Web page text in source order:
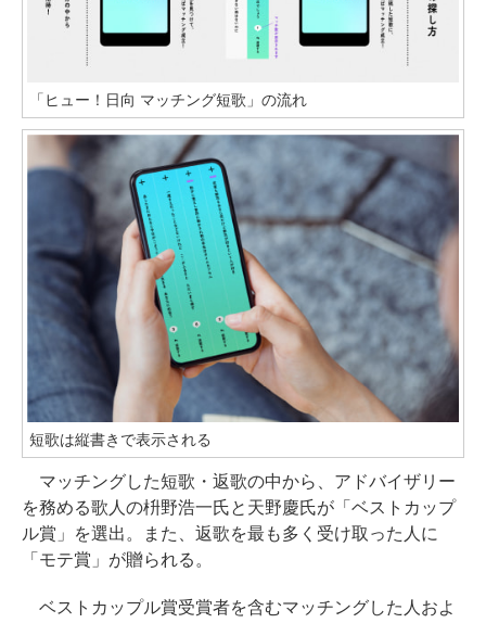
「ヒュー！日向 マッチング短歌」の流れ
短歌は縦書きで表示される
マッチングした短歌・返歌の中から、アドバイザリー
を務める歌人の枡野浩一氏と天野慶氏が「ベストカップ
ル賞」を選出。また、返歌を最も多く受け取った人に
「モテ賞」が贈られる。
ベストカップル賞受賞者を含むマッチングした人およ